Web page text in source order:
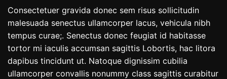
Consectetuer gravida donec sem risus sollicitudin
malesuada senectus ullamcorper lacus, vehicula nibh
tempus curae;. Senectus donec feugiat id habitasse
tortor mi iaculis accumsan sagittis Lobortis, hac litora
dapibus tincidunt ut. Natoque dignissim cubilia
ullamcorper convallis nonummy class sagittis curabitur